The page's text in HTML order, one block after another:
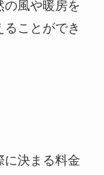
の風や暖房を
ことができ
に決まる料金